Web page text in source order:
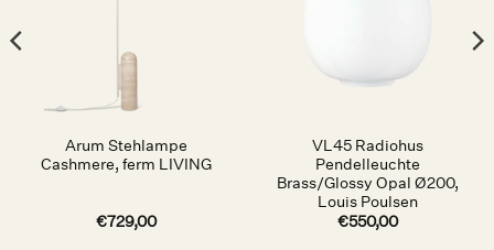
Arum Stehlampe
Cashmere, ferm LIVING
€729,00
VL45 Radiohus
Pendelleuchte
Brass/Glossy Opal Ø200,
Louis Poulsen
€550,00